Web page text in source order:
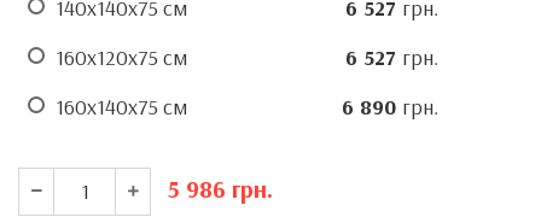
140х140х75 см
6 527 грн.
160х120х75 см
6 527 грн.
160х140х75 см
6 890 грн.
5 986 грн.